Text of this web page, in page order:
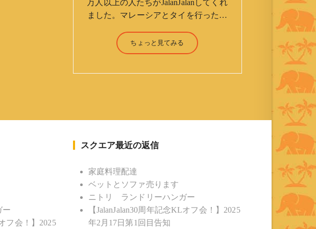
万人以上の人たちがJalanJalanしてくれ
ました。マレーシアとタイを行ったり
に鼻くそほじりながらやってます。 山
森 淳（Jun Yamamori） 生年月
ぎ) テニス、スキー、ロ
ル KLソフトボール
「JalanJalan」「J Bothers」の監
督 BKKソフトボール
「おぼんこぼん 」監督 マレーシア歴：
1991年から31年目 タイ歴 ：
ちょっと見てみる
ー
フ会！】2025
スクエア最近の返信
家庭料理配達
ベットとソファ売ります
ニトリ ランドリーハンガー
【JalanJalan30周年記念KLオフ会！】2025
年2月17日第1回目告知